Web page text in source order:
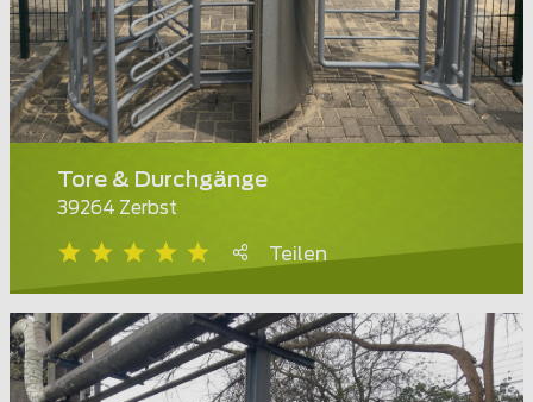
Tore & Durchgänge
39264 Zerbst
Teilen